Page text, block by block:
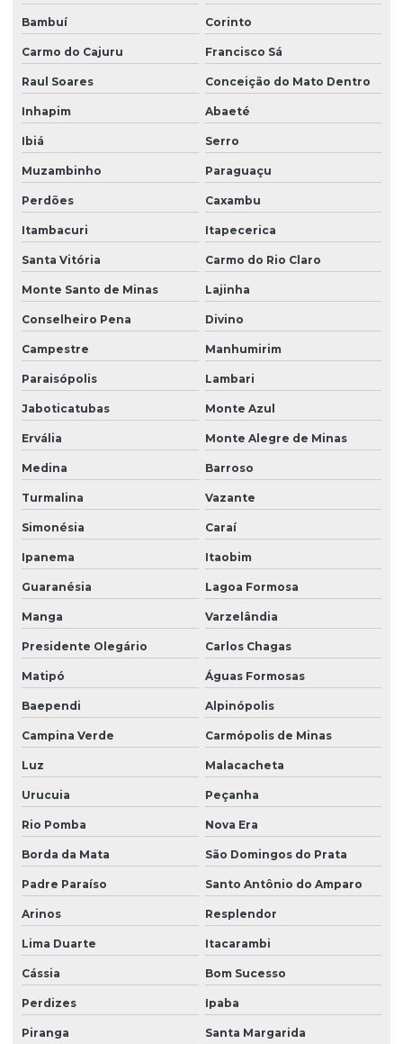
Bambuí Corinto
Carmo do Cajuru Francisco Sá
Raul Soares Conceição do Mato Dentro
Inhapim Abaeté
Ibiá Serro
Muzambinho Paraguaçu
Perdões Caxambu
Itambacuri Itapecerica
Santa Vitória Carmo do Rio Claro
Monte Santo de Minas Lajinha
Conselheiro Pena Divino
Campestre Manhumirim
Paraisópolis Lambari
Jaboticatubas Monte Azul
Ervália Monte Alegre de Minas
Medina Barroso
Turmalina Vazante
Simonésia Caraí
Ipanema Itaobim
Guaranésia Lagoa Formosa
Manga Varzelândia
Presidente Olegário Carlos Chagas
Matipó Águas Formosas
Baependi Alpinópolis
Campina Verde Carmópolis de Minas
Luz Malacacheta
Urucuia Peçanha
Rio Pomba Nova Era
Borda da Mata São Domingos do Prata
Padre Paraíso Santo Antônio do Amparo
Arinos Resplendor
Lima Duarte Itacarambi
Cássia Bom Sucesso
Perdizes Ipaba
Piranga Santa Margarida